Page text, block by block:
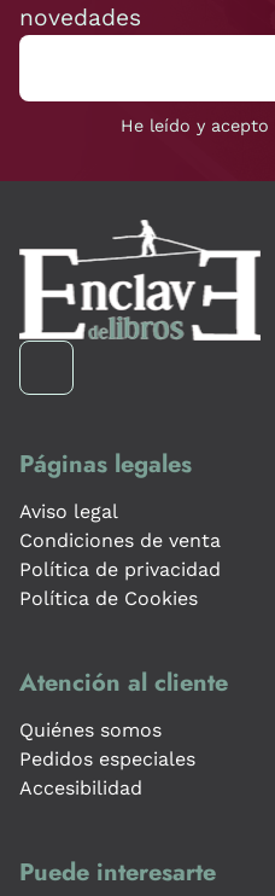
novedades
He leído y
Páginas legales
Aviso legal
Condiciones de venta
Política de privacidad
Política de Cookies
Atención al cliente
Quiénes somos
Pedidos especiales
Accesibilidad
Puede interesarte